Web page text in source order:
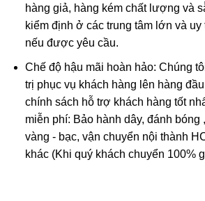
– Sử dụng các xe kéo tay đơn giản và
chuyển lớp đất đá này đi nơi khác.
– Một bộ phận máy móc công nghệ
sử dụng, sàng lọc và tìm kiếm
việc, các thợ khai thác sẽ kiểm tra và
Shapphire này.
Công dụng của đá Sapphire
hàng giả, hàng kém chất lượng và
kiểm định ở các trung tâm lớn và uy
nếu được yêu cầu.
Chế độ hậu mãi hoàn hảo: Chúng
trị phục vụ khách hàng lên hàng
chính sách hỗ trợ khách hàng tốt
miễn phí: Bảo hành dây, đánh bóng
vàng - bạc, vận chuyển nội thành
khác (Khi quý khách chuyển 100%